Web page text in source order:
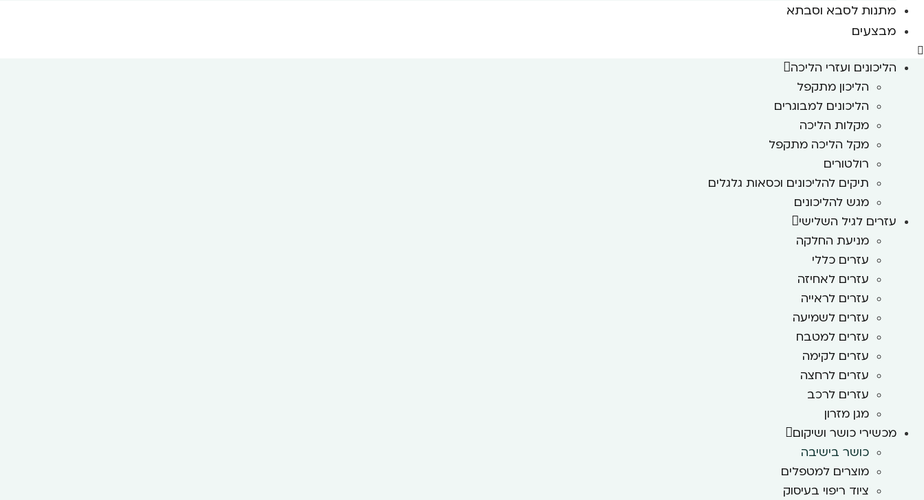
מתנות לסבא וסבתא
מבצעים
הליכונים ועזרי הליכה
הליכון מתקפל
הליכונים למבוגרים
מקלות הליכה
מקל הליכה מתקפל
רולטורים
תיקים להליכונים וכסאות גלגלים
מגש להליכונים
עזרים לגיל השלישי
מניעת החלקה
עזרים כללי
עזרים לאחיזה
עזרים לראייה
עזרים לשמיעה
עזרים למטבח
עזרים לקימה
עזרים לרחצה
עזרים לרכב
מגן מזרון
מכשירי כושר ושיקום
כושר בישיבה
מוצרים למטפלים
ציוד ריפוי בעיסוק